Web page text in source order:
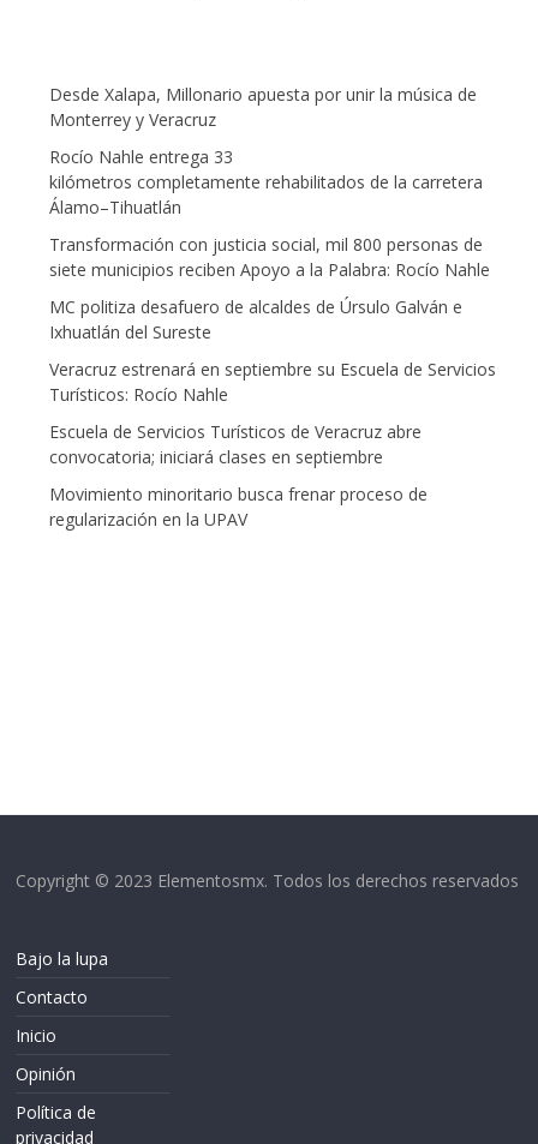
Desde Xalapa, Millonario apuesta por unir la música de
Monterrey y Veracruz
Rocío Nahle entrega 33
kilómetros completamente rehabilitados de la carretera
Álamo–Tihuatlán
Transformación con justicia social, mil 800 personas de
siete municipios reciben Apoyo a la Palabra: Rocío Nahle
MC politiza desafuero de alcaldes de Úrsulo Galván e
Ixhuatlán del Sureste
Veracruz estrenará en septiembre su Escuela de Servicios
Turísticos: Rocío Nahle
Escuela de Servicios Turísticos de Veracruz abre
convocatoria; iniciará clases en septiembre
Movimiento minoritario busca frenar proceso de
regularización en la UPAV
Copyright © 2023 Elementosmx. Todos los derechos reservados
Bajo la lupa
Contacto
Inicio
Opinión
Política de
privacidad